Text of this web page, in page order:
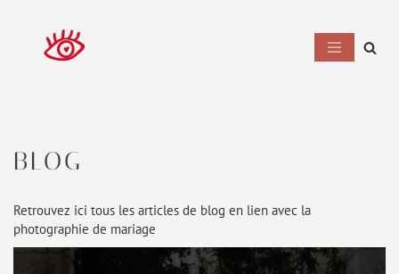
BLOG
Retrouvez ici tous les articles de blog en lien avec la
photographie de mariage